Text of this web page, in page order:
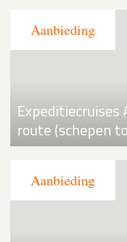
Expeditiecruises
route (schepen